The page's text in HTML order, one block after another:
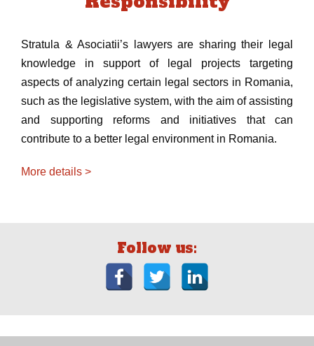
Stratula & Asociatii’s lawyers are sharing their legal
knowledge in support of legal projects targeting
aspects of analyzing certain legal sectors in Romania,
such as the legislative system, with the aim of assisting
and supporting reforms and initiatives that can
contribute to a better legal environment in Romania.
More details >
Follow us: